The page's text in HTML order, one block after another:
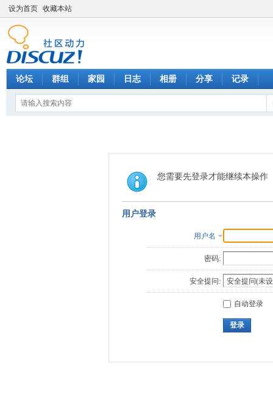
设为首页 收藏本站
论坛 群组 家园 日志 相册 分享 记录
您需要先登录才能继续本操作
用户登录
用户名
密码:
安全提问:
自动登录
登录